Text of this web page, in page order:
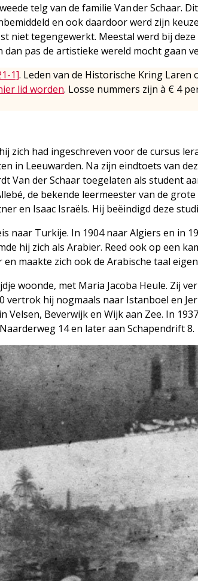
telg van de familie Van der Schaar.
en ook daardoor werd zijn
niet tegengewerkt. Meestal werd bij
dan pas de artistieke wereld mocht gaan
1]. Leden van de Historische Kring Laren
lid worden. Losse nummers zijn à € 4
zich had ingeschreven voor de cursus
in Leeuwarden. Na zijn eindtoets van
Van der Schaar toegelaten als student
de bekende leermeester van de
en Isaac Israëls. Hij beëindigd deze
naar Turkije. In 1904 naar Algiers en in
hij zich als Arabier. Reed ook op een
maakte zich ook de Arabische taal
woonde, met Maria Jacoba Heule. Zij
vertrok hij nogmaals naar Istanboel en
Beverwijk en Wijk aan Zee. In
14 en later aan Schapendrift 8.